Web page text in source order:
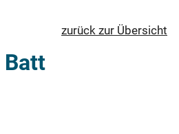
zurück zur Übersicht
Batt